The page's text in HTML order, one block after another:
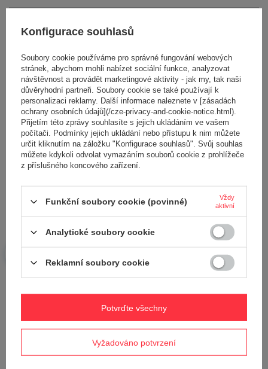
Přidejte vlastní obrázek produktu:
Vaše jméno
Odeslat zpětnou vazbu
POLOŽIT OTÁZKU
Potřebujete pomoc? Máte otázky?
nejzajímavější dotazy a odpovědi budou
zveřejněny pro ostatní..
Konfigurace souhlasů
Soubory cookie používáme pro správné fungování webových
stránek, abychom mohli nabízet sociální funkce, analyzovat
návštěvnost a provádět marketingové aktivity - jak my, tak naši
důvěryhodní partneři. Soubory cookie se také používají k
personalizaci reklamy. Další informace naleznete v [zásadách
ochrany osobních údajů](/cze-privacy-and-cookie-notice.html).
Přijetím této zprávy souhlasíte s jejich ukládáním ve vašem
počítači. Podmínky jejich ukládání nebo přístupu k nim můžete
určit kliknutím na záložku "Konfigurace souhlasů". Svůj souhlas
můžete kdykoli odvolat vymazáním souborů cookie z prohlížeče
z příslušného koncového zařízení.
Funkční soubory cookie (povinné)
Vždy
aktivní
Analytické soubory cookie
Reklamní soubory cookie
Vyžadováno potvrzení
Potvrďte všechny